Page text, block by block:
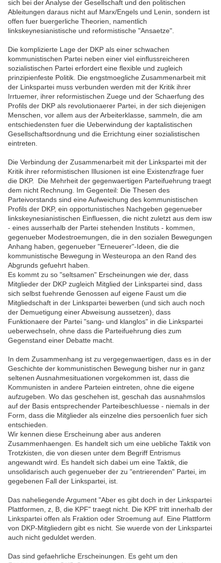
sich bei der Analyse der Gesellschaft und den politischen
Ableitungen daraus nicht auf Marx/Engels und Lenin, sondern ist
offen fuer buergerliche Theorien, namentlich
linkskeynesianistische und reformistische "Ansaetze".
Die komplizierte Lage der DKP als einer schwachen
kommunistischen Partei neben einer viel einflussreicheren
sozialistischen Partei erfordert eine flexible und zugleich
prinzipienfeste Politik. Die engstmoegliche Zusammenarbeit mit
der Linkspartei muss verbunden werden mit der Kritik ihrer
Irrtuemer, ihrer reformistischen Zuege und der Schaerfung des
Profils der DKP als revolutionaerer Partei, in der sich diejenigen
Menschen, vor allem aus der Arbeiterklasse, sammeln, die am
entschiedensten fuer die Ueberwindung der kaptalistischen
Gesellschaftsordnung und die Errichtung einer sozialistischen
eintreten.
Die Verbindung der Zusammenarbeit mit der Linkspartei mit der
Kritik ihrer reformistischen Illusionen ist eine Existenzfrage fuer
die DKP. Die Mehrheit der gegenwaertigen Parteifuehrung traegt
dem nicht Rechnung. Im Gegenteil: Die Thesen des
Parteivorstands sind eine Aufweichung des kommunistischen
Profils der DKP, ein opportunistisches Nachgeben gegenueber
linkskeynesianistischen Einfluessen, die nicht zuletzt aus dem isw
- eines ausserhalb der Partei stehenden Instituts - kommen,
gegenueber Modestroemungen, die in den sozialen Bewegungen
Anhang haben, gegenueber "Erneuerer"-Ideen, die die
kommunistische Bewegung in Westeuropa an den Rand des
Abgrunds gefuehrt haben.
Es kommt zu so "seltsamen" Erscheinungen wie der, dass
Mitglieder der DKP zugleich Mitglied der Linkspartei sind, dass
sich selbst fuehrende Genossen auf eigene Faust um die
Mitgliedschaft in der Linkspartei bewerben (und sich auch noch
der Demuetigung einer Abweisung aussetzen), dass
Funktionaere der Partei "sang- und klanglos" in die Linkspartei
ueberwechseln, ohne dass die Parteifuehrung dies zum
Gegenstand einer Debatte macht.
In dem Zusammenhang ist zu vergegenwaertigen, dass es in der
Geschichte der kommunistischen Bewegung bisher nur in ganz
seltenen Ausnahmesituationen vorgekommen ist, dass die
Kommunisten in andere Parteien eintreten, ohne die eigene
aufzugeben. Wo das geschehen ist, geschah das ausnahmslos
auf der Basis entsprechender Parteibeschluesse - niemals in der
Form, dass die Mitglieder als einzelne dies persoenlich fuer sich
entschieden.
Wir kennen diese Erscheinung aber aus anderen
Zusammenhaengen. Es handelt sich um eine uebliche Taktik von
Trotzkisten, die von diesen unter dem Begriff Entrismus
angewandt wird. Es handelt sich dabei um eine Taktik, die
unsolidarisch auch gegenueber der zu "entrierenden" Partei, im
gegebenen Fall der Linkspartei, ist.
Das naheliegende Argument "Aber es gibt doch in der Linkspartei
Plattformen, z, B, die KPF" traegt nicht. Die KPF tritt innerhalb der
Linkspartei offen als Fraktion oder Stroemung auf. Eine Plattform
von DKP-Mitgliedern gibt es nicht. Sie wuerde von der Linkspartei
auch nicht geduldet werden.
Das sind gefaehrliche Erscheinungen. Es geht um den